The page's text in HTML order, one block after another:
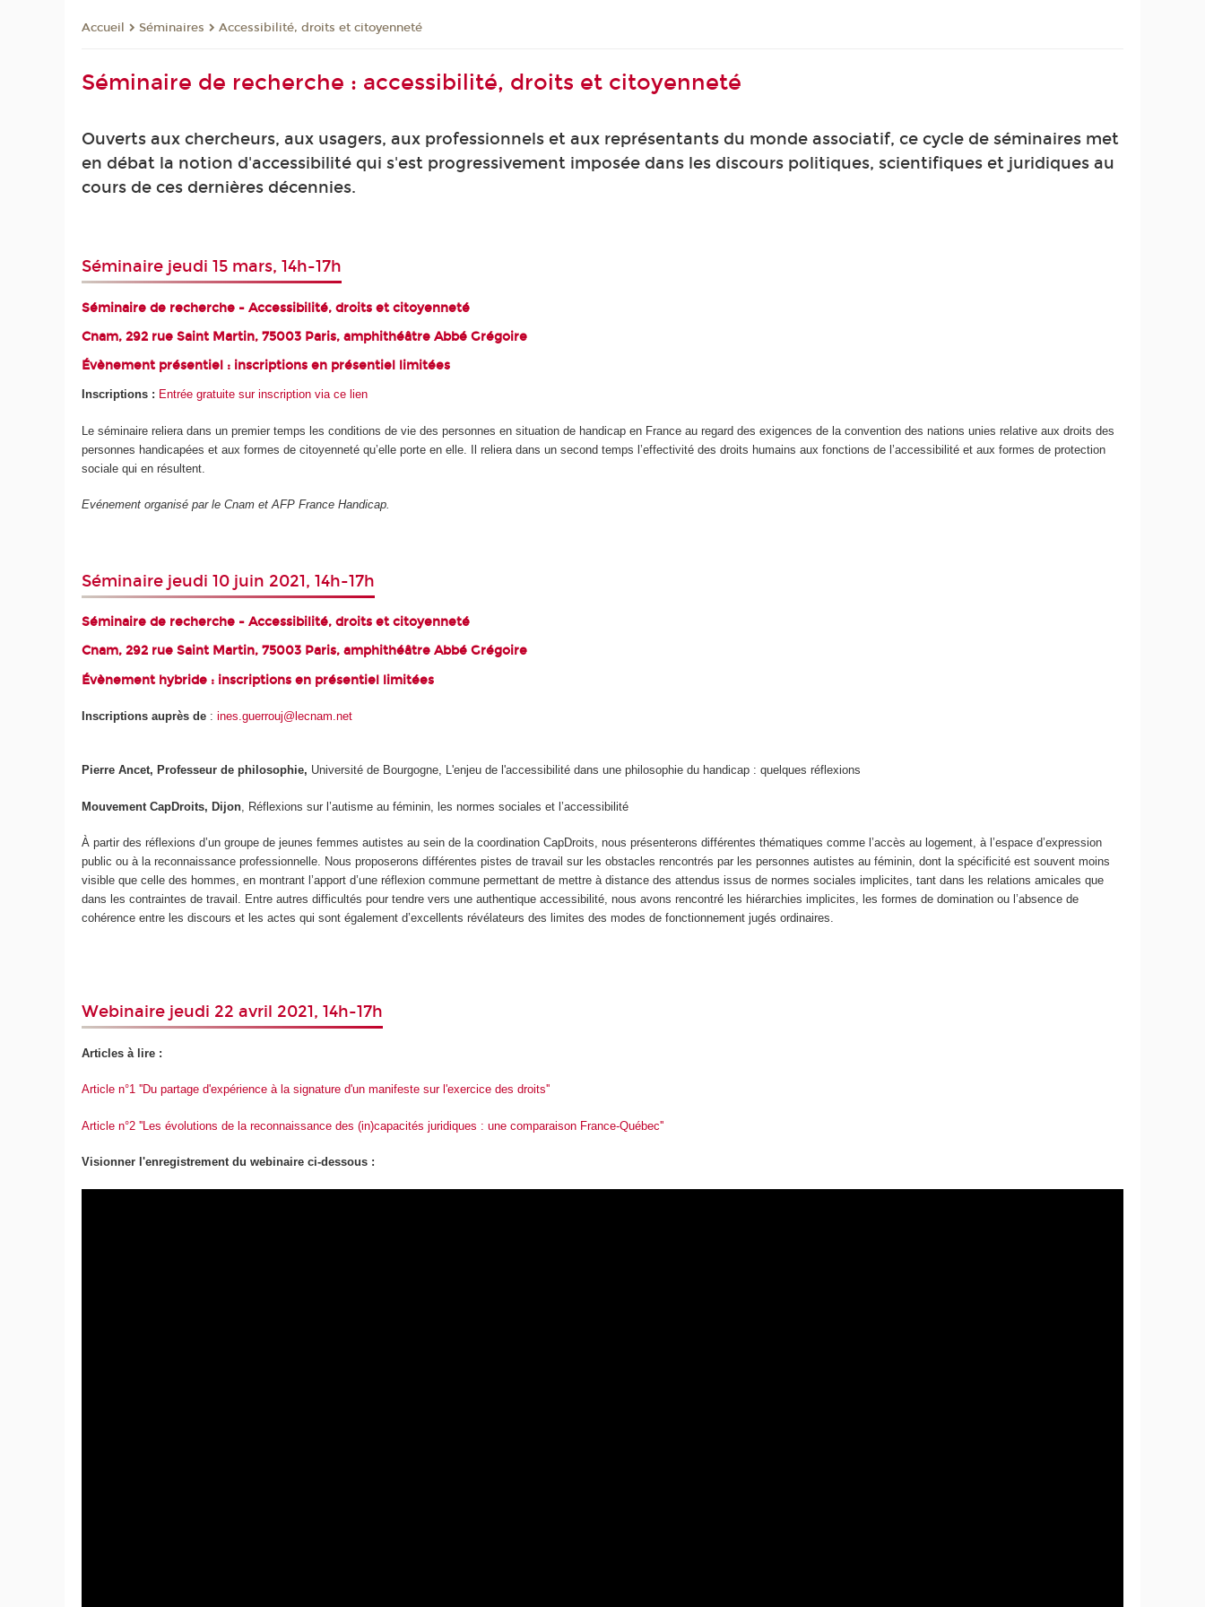
Accueil Séminaires Accessibilité, droits et citoyenneté
Séminaire de recherche : accessibilité, droits et citoyenneté
Ouverts aux chercheurs, aux usagers, aux professionnels et aux représentants du monde associatif, ce cycle de séminaires met
en débat la notion d'accessibilité qui s'est progressivement imposée dans les discours politiques, scientifiques et juridiques au
cours de ces dernières décennies.
Séminaire jeudi 15 mars, 14h-17h
Séminaire de recherche - Accessibilité, droits et citoyenneté
Cnam, 292 rue Saint Martin, 75003 Paris, amphithéâtre Abbé Grégoire
Évènement présentiel : inscriptions en présentiel limitées
Inscriptions : Entrée gratuite sur inscription via ce lien
Le séminaire reliera dans un premier temps les conditions de vie des personnes en situation de handicap en France au regard des exigences de la convention des nations unies relative aux droits des
personnes handicapées et aux formes de citoyenneté qu’elle porte en elle. Il reliera dans un second temps l’effectivité des droits humains aux fonctions de l’accessibilité et aux formes de protection
sociale qui en résultent.
Evénement organisé par le Cnam et AFP France Handicap.
Séminaire jeudi 10 juin 2021, 14h-17h
Séminaire de recherche - Accessibilité, droits et citoyenneté
Cnam, 292 rue Saint Martin, 75003 Paris, amphithéâtre Abbé Grégoire
Évènement hybride : inscriptions en présentiel limitées
Inscriptions auprès de :ines.guerrouj@lecnam.net
Pierre Ancet, Professeur de philosophie, Université de Bourgogne, L'enjeu de l'accessibilité dans une philosophie du handicap : quelques réflexions
Mouvement CapDroits, Dijon , Réflexions sur l’autisme au féminin, les normes sociales et l’accessibilité
À partir des réflexions d’un groupe de jeunes femmes autistes au sein de la coordination CapDroits, nous présenterons différentes thématiques comme l’accès au logement, à l’espace d’expression
public ou à la reconnaissance professionnelle. Nous proposerons différentes pistes de travail sur les obstacles rencontrés par les personnes autistes au féminin, dont la spécificité est souvent moins
visible que celle des hommes, en montrant l’apport d’une réflexion commune permettant de mettre à distance des attendus issus de normes sociales implicites, tant dans les relations amicales que
dans les contraintes de travail. Entre autres difficultés pour tendre vers une authentique accessibilité, nous avons rencontré les hiérarchies implicites, les formes de domination ou l’absence de
cohérence entre les discours et les actes qui sont également d’excellents révélateurs des limites des modes de fonctionnement jugés ordinaires.
Webinaire jeudi 22 avril 2021, 14h-17h
Articles à lire :
Article n°1 ''Du partage d'expérience à la signature d'un manifeste sur l'exercice des droits''
Article n°2 ''Les évolutions de la reconnaissance des (in)capacités juridiques : une comparaison France-Québec''
Visionner l'enregistrement du webinaire ci-dessous :